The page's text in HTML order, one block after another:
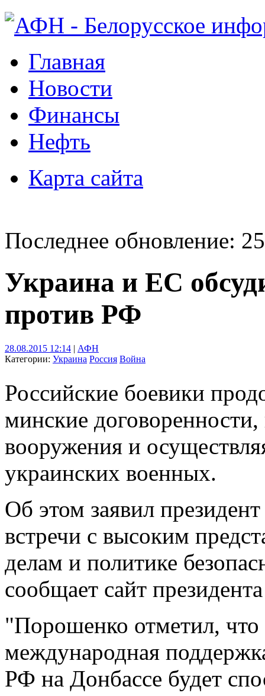
Главная
Новости
Финансы
Нефть
Карта сайта
Последнее обновление:
Украина и ЕС
против РФ
28.08.2015 12:14 | АФН
Категории: Украина Россия Война
Российские боевики
минские
вооружения и
украинских военных.
Об этом заявил
встречи с высоким
делам и политике
сообщает сайт
"Порошенко отметил, что
международная
РФ на Донбассе будет